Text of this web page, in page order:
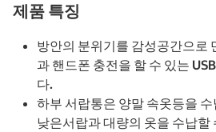
제품 특징
방안의 분위기를 감성공간으로
과 핸드폰 충전을 할 수 있는
다.
하부 서랍통은 양말 속옷등을
낮은서랍과 대량의 옷을 수납할